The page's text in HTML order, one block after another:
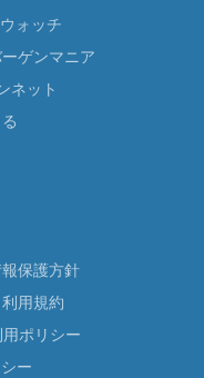
ォッチ
ゲンマニア
ネット
保護方針
用規約
ポリシー
ー